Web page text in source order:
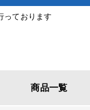
っております
商品一覧